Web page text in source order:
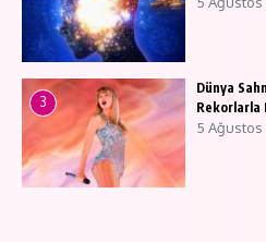
3
Dünya
Rekorlarla
5 Ağustos